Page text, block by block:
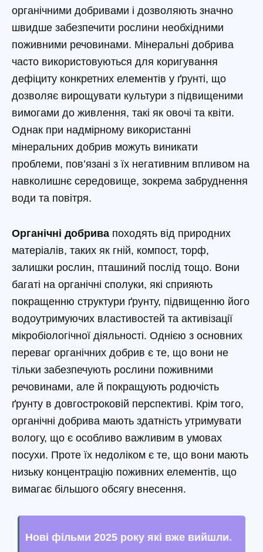
органічними добривами і дозволяють значно
швидше забезпечити рослини необхідними
поживними речовинами. Мінеральні добрива
часто використовуються для коригування
дефіциту конкретних елементів у ґрунті, що
дозволяє вирощувати культури з підвищеними
вимогами до живлення, такі як овочі та квіти.
Однак при надмірному використанні
мінеральних добрив можуть виникати
проблеми, пов’язані з їх негативним впливом на
навколишнє середовище, зокрема забруднення
води та повітря.
Органічні добрива походять від природних
матеріалів, таких як гній, компост, торф,
залишки рослин, пташиний послід тощо. Вони
багаті на органічні сполуки, які сприяють
покращенню структури ґрунту, підвищенню його
водоутримуючих властивостей та активізації
мікробіологічної діяльності. Однією з основних
переваг органічних добрив є те, що вони не
тільки забезпечують рослини поживними
речовинами, але й покращують родючість
ґрунту в довгостроковій перспективі. Крім того,
органічні добрива мають здатність утримувати
вологу, що є особливо важливим в умовах
посухи. Проте їх недоліком є те, що вони мають
низьку концентрацію поживних елементів, що
вимагає більшого обсягу внесення.
Нові фільми 2025 року які вже вийшли.